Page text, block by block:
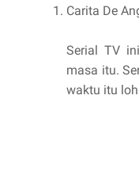
Carita De
Serial TV
masa itu.
waktu itu